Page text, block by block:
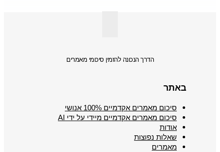
הדרך הנכונה להזמין סיכומי מאמרים
באתר
סיכום מאמרים אקדמיים 100% אנושי
סיכום מאמרים אקדמיים מיידי על ידי AI
אודות
שאלות נפוצות
מאמרים